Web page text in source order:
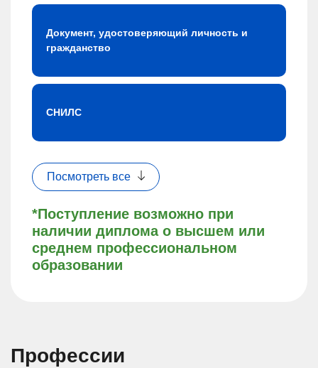
*Поступление возможно при
наличии диплома о высшем или
среднем профессиональном
образовании
Документ, удостоверяющий личность и
гражданство
СНИЛС
Посмотреть все
Профессии